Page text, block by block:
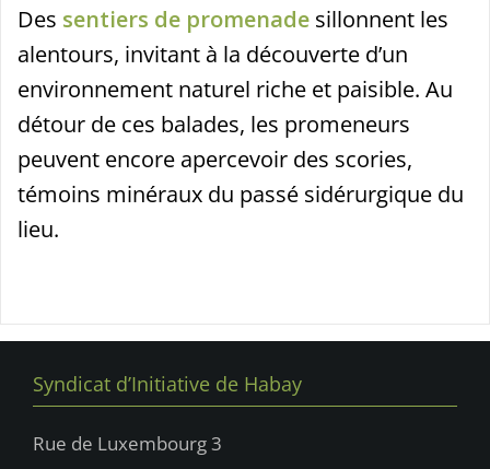
Des sentiers de promenade sillonnent les
alentours, invitant à la découverte d’un
environnement naturel riche et paisible. Au
détour de ces balades, les promeneurs
peuvent encore apercevoir des scories,
témoins minéraux du passé sidérurgique du
lieu.
Syndicat d’Initiative de Habay
Rue de Luxembourg 3